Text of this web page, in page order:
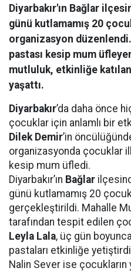
Diyarbakır'ın Bağlar
günü kutlamamış 20
organizasyon
pastası kesip mum
mutluluk, etkinliğe
yaşattı.
Diyarbakır’da daha önce
çocuklar için anlamlı bir
Dilek Demir’in
organizasyonda çocuklar
kesip mum üfledi.
Diyarbakır’ın Bağlar
günü kutlamamış 20
gerçekleştirildi. Mahalle
tarafından tespit edilen
Leyla Lala, üç gün
pastaları etkinliğe
Nalin Sever ise